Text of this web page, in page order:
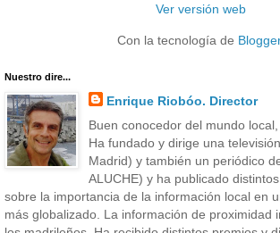
Ver versión web
Con la tecnología de Blogger
Nuestro dire...
Enrique Riobóo. Director
Buen conocedor del mundo
Ha fundado y dirige una
Madrid) y también un periódico
ALUCHE) y ha publicado
sobre la importancia de la información local en
más globalizado. La información de proximidad